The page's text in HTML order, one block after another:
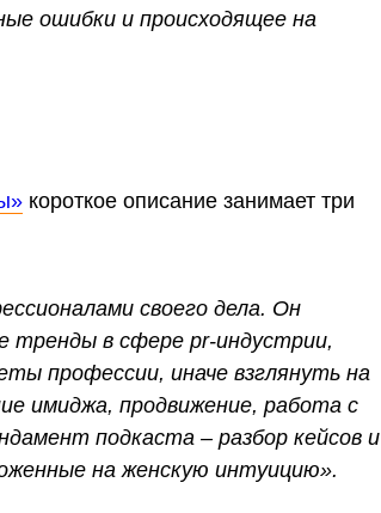
ошибки и происходящее на
короткое описание занимает три
своего дела. Он
тренды в сфере pr-индустрии,
профессии, иначе взглянуть на
имиджа, продвижение, работа с
подкаста – разбор кейсов и
на женскую интуицию».